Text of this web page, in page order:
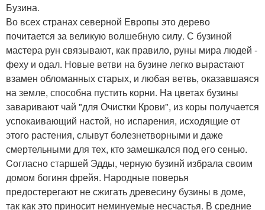
Бузина.
Во всех странах северной Европы это дерево
почитается за великую волшебную силу. С бузиной
мастера рун связывают, как правило, руны мира людей -
феху и одал. Новые ветви на бузине легко вырастают
взамен обломанных старых, и любая ветвь, оказавшаяся
на земле, способна пустить корни. На цветах бузины
заваривают чай "для Очистки Крови", из коры получается
успокаивающий настой, но испарения, исходящие от
этого растения, слывут болезнетворными и даже
смертельными для тех, кто замешкался под его сенью.
Cогласно старшей Эдды, черную бузинй избрала своим
домом богиня фрейя. Народные поверья
предостерегают не сжигать древесину бузины в доме,
так как это приносит неминуемые несчастья. В средние